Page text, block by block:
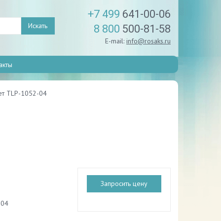
Искать
+7 499 641-00-06
8 800 500-81-58
E-mail: info@rosaks.ru
TLP-1052-04
Запросить цену